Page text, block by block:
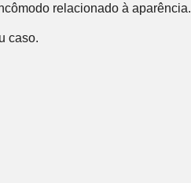
relacionado à aparência.
caso.